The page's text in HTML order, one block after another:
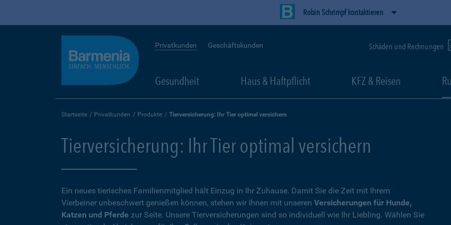
Robin Schrimpf kontaktieren
Privatkunden Geschäftskunden Schäden und Rechnungen
Gesundheit Haus & Haftpflicht KFZ & Reisen
Startseite Privatkunden Produkte Tierversicherung: Ihr Tier optimal versichern
Tierversicherung: Ihr Tier optimal versichern
Ein neues tierisches Familienmitglied hält Einzug in Ihr Zuhause. Damit Sie die Zeit mit Ihrem
Vierbeiner unbeschwert genießen können, stehen wir Ihnen mit unseren Versicherungen für Hunde,
Katzen und Pferde zur Seite. Unsere Tierversicherungen sind so individuell wie Ihr Liebling. Wählen Sie